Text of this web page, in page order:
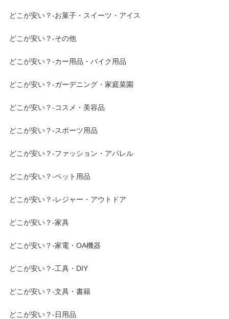
どこが安い？-お菓子・スイーツ・アイス
どこが安い？-その他
どこが安い？-カー用品・バイク用品
どこが安い？-ガーデニング・家庭菜園
どこが安い？-コスメ・美容品
どこが安い？-スポーツ用品
どこが安い？-ファッション・アパレル
どこが安い？-ペット用品
どこが安い？-レジャー・アウトドア
どこが安い？-家具
どこが安い？-家電・OA機器
どこが安い？-工具・DIY
どこが安い？-文具・書籍
どこが安い？-日用品